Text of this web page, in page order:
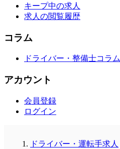
キープ中の求人
求人の閲覧履歴
コラム
ドライバー・整備士コラム
アカウント
会員登録
ログイン
ドライバー・運転手求人